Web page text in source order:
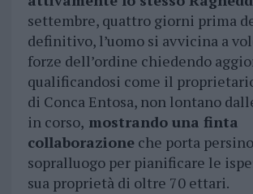
settembre, quattro giorni prima
definitivo, l’uomo si avvicina a
forze dell’ordine chiedendo
qualificandosi come il
di Conca Entosa, non lontano
in corso, mostrando una finta
collaborazioneche porta
sopralluogo per pianificare le
sua proprietà di oltre 70 ettari.